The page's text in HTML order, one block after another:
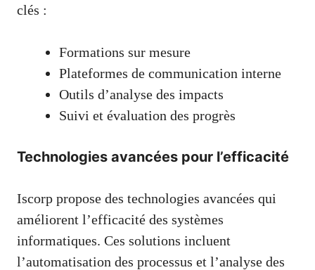
clés :
Formations sur mesure
Plateformes de communication interne
Outils d’analyse des impacts
Suivi et évaluation des progrès
Technologies avancées pour l’efficacité
Iscorp propose des technologies avancées qui
améliorent l’efficacité des systèmes
informatiques. Ces solutions incluent
l’automatisation des processus et l’analyse des